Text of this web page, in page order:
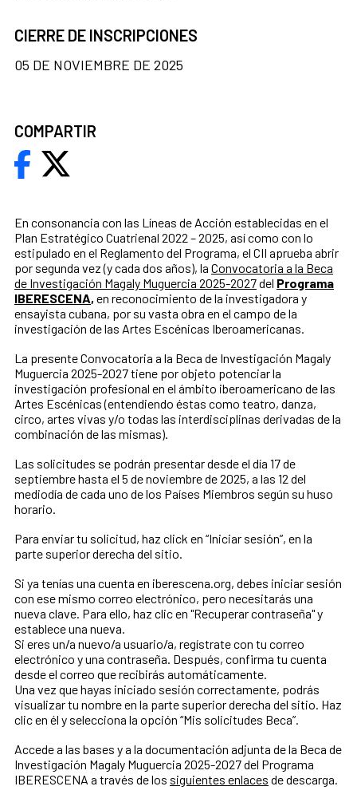
En consonancia con las Líneas de Acción establecidas en el
Plan Estratégico Cuatrienal 2022 – 2025, así como con lo
estipulado en el Reglamento del Programa, el CII aprueba abrir
por segunda vez (y cada dos años), la Convocatoria a la Beca
de Investigación Magaly Muguercia 2025-2027del Programa
IBERESCENA, en reconocimiento de la investigadora y
ensayista cubana, por su vasta obra en el campo de la
investigación de las Artes Escénicas Iberoamericanas.
La presente Convocatoria a la Beca de Investigación Magaly
Muguercia 2025-2027 tiene por objeto potenciar la
investigación profesional en el ámbito iberoamericano de las
Artes Escénicas (entendiendo éstas como teatro, danza,
circo, artes vivas y/o todas las interdisciplinas derivadas de la
combinación de las mismas).
Las solicitudes se podrán presentar desde el día 17 de
septiembre hasta el 5 de noviembre de 2025, a las 12 del
mediodía de cada uno de los Países Miembros según su huso
horario.
Para enviar tu solicitud, haz click en “Iniciar sesión”, en la
parte superior derecha del sitio.
Si ya tenías una cuenta en iberescena.org, debes iniciar sesión
con ese mismo correo electrónico, pero necesitarás una
nueva clave. Para ello, haz clic en "Recuperar contraseña" y
establece una nueva.
Si eres un/a nuevo/a usuario/a, regístrate con tu correo
electrónico y una contraseña. Después, confirma tu cuenta
desde el correo que recibirás automáticamente.
Una vez que hayas iniciado sesión correctamente, podrás
visualizar tu nombre en la parte superior derecha del sitio. Haz
clic en él y selecciona la opción “Mis solicitudes Beca”.
Accede a las bases y a la documentación adjunta de la Beca de
Investigación Magaly Muguercia 2025-2027 del Programa
IBERESCENA a través de los siguientes enlaces de descarga.
CIERRE DE INSCRIPCIONES
05 DE NOVIEMBRE DE 2025
COMPARTIR